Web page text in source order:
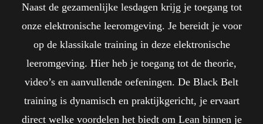
Naast de gezamenlijke lesdagen krijg je toegang tot
onze elektronische leeromgeving. Je bereidt je voor
op de klassikale training in deze elektronische
leeromgeving. Hier heb je toegang tot de theorie,
video’s en aanvullende oefeningen. De Black Belt
training is dynamisch en praktijkgericht, je ervaart
direct welke voordelen het biedt om Lean binnen je